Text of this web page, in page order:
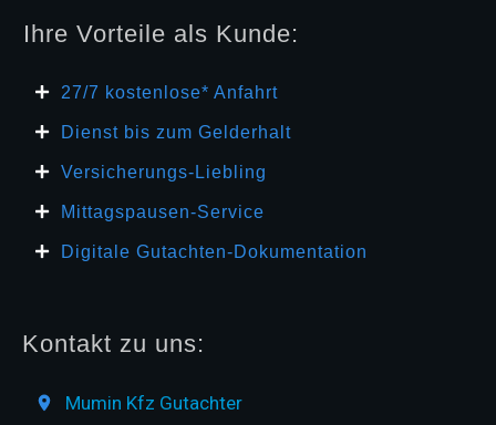
Ihre Vorteile als Kunde:
27/7 kosten lose* Anfahrt
Dienst bis zum Gelderhalt
Versicherungs-Liebling
Mittagspausen-Service
Digitale Gutachten-Dokumentation
Kontakt zu uns:
Mumin Kfz Gutachter